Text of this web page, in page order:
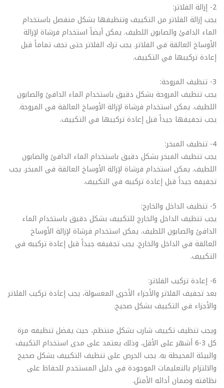
2- إزالة الفلاتر:
يجب إزالة الفلاتر من التكييف وتنظيفها بشكل منفصل باستخدام
الماء الدافئ والصابون اللطيف. يمكن أيضاً استخدام فرشاة لإزالة
الأوساخ العالقة في الفلاتر. يجب ترك الفلاتر حتى تجف تماماً قبل
إعادة تركيبها في التكييف.
3- تنظيف المروحة:
يجب تنظيف المروحة بشكل دقيق باستخدام الماء الدافئ والصابون
اللطيف. يمكن استخدام فرشاة لإزالة الأوساخ العالقة في المروحة.
يجب تجفيفها جيداً قبل إعادة تركيبها في التكييف.
4- تنظيف المبخر:
يجب تنظيف المبخر بشكل دقيق باستخدام الماء الدافئ والصابون
اللطيف. يمكن استخدام فرشاة لإزالة الأوساخ العالقة في المبخر. يجب
تجفيفه جيداً قبل إعادة تركيبه في التكييف.
5- تنظيف الداخل والخارج:
يجب تنظيف الداخل والخارج للتكييف بشكل دقيق باستخدام الماء
الدافئ والصابون اللطيف. يمكن استخدام فرشاة لإزالة الأوساخ
العالقة في الداخل والخارج. يجب تجفيفه جيداً قبل إعادة تركيبه في
التكييف.
6- إعادة تركيب الفلاتر:
بعد تجفيف الفلاتر والأجزاء الأخرى المغسولة، يجب إعادة تركيب الفلاتر
والأجزاء في التكييف بشكل صحيح.
ويجب تنظيف تكييف شارب بشكل منتظم، حيث يفضل تنظيفه مرة
كل 3-6 أشهر على الأقل، وذلك يعتمد على مدى استخدام التكييف
والبيئة المحيطة به. يجب الحرص على تنظيف التكييف بشكل صحيح
والالتزام بالتعليمات الموجودة في دليل المستخدم للحفاظ على
نظافته وضمان أدائه الأمثل.